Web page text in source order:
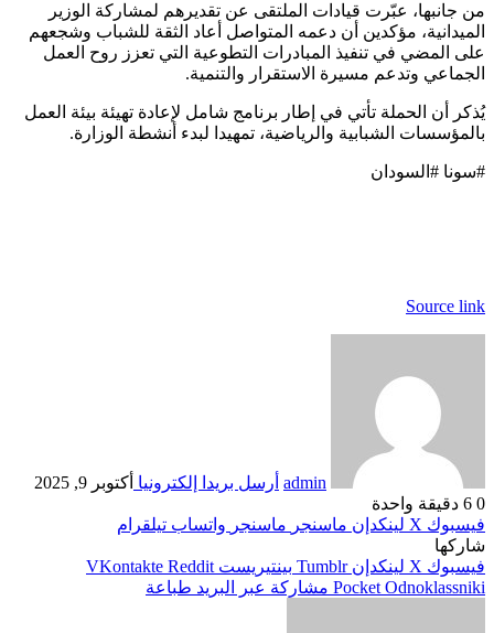
من جانبها، عبّرت قيادات الملتقى عن تقديرهم لمشاركة الوزير
الميدانية، مؤكدين أن دعمه المتواصل أعاد الثقة للشباب وشجعهم
على المضي في تنفيذ المبادرات التطوعية التي تعزز روح العمل
الجماعي وتدعم مسيرة الاستقرار والتنمية.
يُذكر أن الحملة تأتي في إطار برنامج شامل لإعادة تهيئة بيئة العمل
بالمؤسسات الشبابية والرياضية، تمهيدا لبدء أنشطة الوزارة.
#سونا #السودان
Source link
admin أرسل بريدا إلكترونيا أكتوبر 9, 2025
0
دقيقة واحدة
فيسبوك ‫X لينكدإن ماسنجر ماسنجر واتساب تيلقرام
شاركها
فيسبوك ‫X لينكدإن بينتيريست
Odnoklassniki
‫Pocket مشاركة عبر البريد طباعة